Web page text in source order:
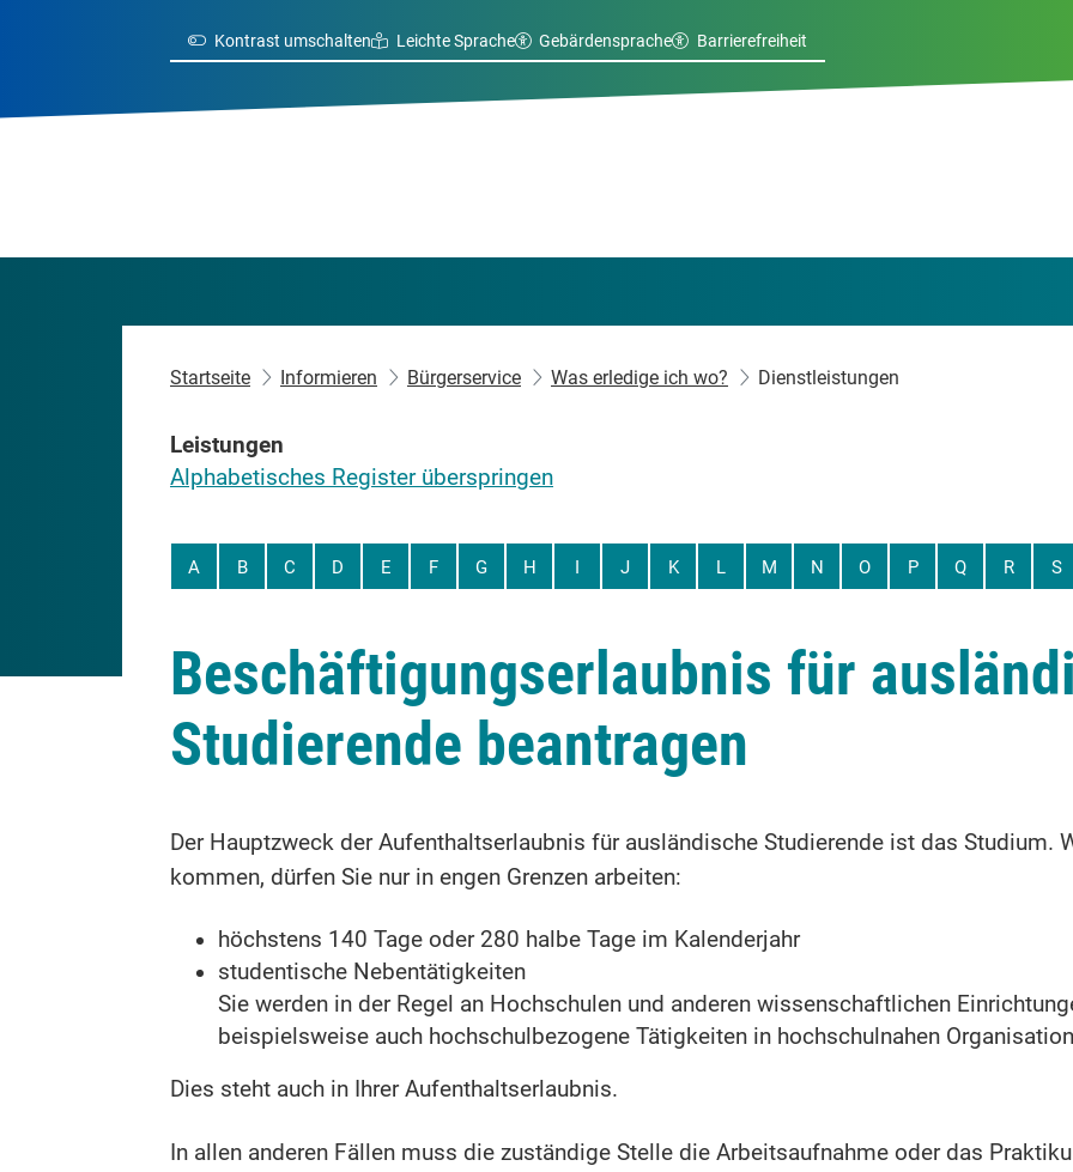
Kontrast umschalten Leichte Sprache Gebärdensprache Barrierefreiheit
Startseite Informieren Bürgerservice Was erledige ich wo? Dienstleistungen
Leistungen
Alphabetisches Register überspringen
A B C D E F G H I J K L M N O P Q R S
Beschäftigungserlaubnis für
Studierende beantragen
Der Hauptzweck der Aufenthaltserlaubnis für ausländische Studierende ist das Studium.
kommen, dürfen Sie nur in engen Grenzen arbeiten:
höchstens 140 Tage oder 280 halbe Tage im Kalenderjahr
studentische Nebentätigkeiten
Sie werden in der Regel an Hochschulen und anderen wissenschaftlichen
beispielsweise auch hochschulbezogene Tätigkeiten in hochschulnahen
Dies steht auch in Ihrer Aufenthaltserlaubnis.
In allen anderen Fällen muss die zuständige Stelle die Arbeitsaufnahme oder das